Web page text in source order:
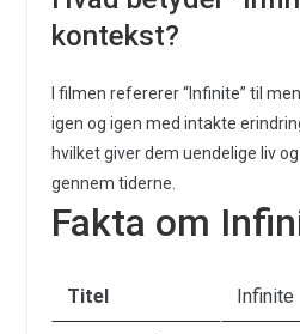
kontekst?
I filmen refererer “Infinite” til
igen og igen med intakte
hvilket giver dem uendelige liv
gennem tiderne.
Fakta om
Titel Infinite